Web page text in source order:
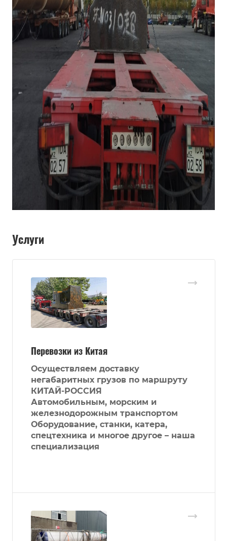
Услуги
Перевозки из Китая
Осуществляем доставку
негабаритных грузов по маршруту
КИТАЙ-РОССИЯ
Автомобильным, морским и
железнодорожным транспортом
Оборудование, станки, катера,
спецтехника и многое другое – наша
специализация